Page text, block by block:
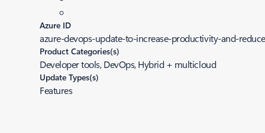
Azure ID
azure-devops-update-to-increase-productivity-and-
Product Categories(s)
Developer tools, DevOps, Hybrid + multicloud
Update Types(s)
Features